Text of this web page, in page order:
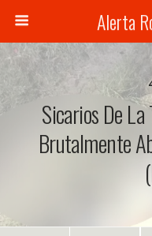
Alerta
Sicarios De
Brutalmente